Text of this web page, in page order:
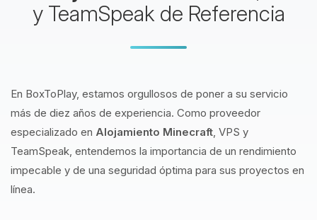
y TeamSpeak de Referencia
En BoxToPlay, estamos orgullosos de poner a su servicio
más de diez años de experiencia. Como proveedor
especializado en Alojamiento Minecraft, VPS y
TeamSpeak, entendemos la importancia de un rendimiento
impecable y de una seguridad óptima para sus proyectos en
línea.